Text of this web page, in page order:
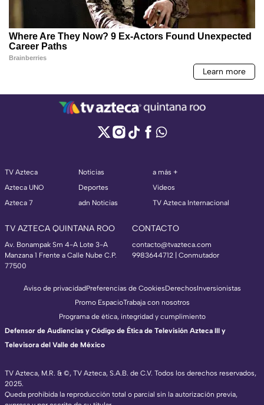
TV Azteca
Azteca UNO
Azteca 7
Noticias
Deportes
adn Noticias
a más +
Videos
TV Azteca Internacional
TV AZTECA QUINTANA ROO
Av. Bonampak Sm 4-A Lote 3-A
Manzana 1 Frente a Calle Nube C.P.
77500
CONTACTO
contacto@tvazteca.com
9983644712 | Conmutador
TV Azteca, M.R. & ©, TV Azteca, S.A.B. de C.V. Todos los derechos reservados,
2025.
Queda prohibida la reproducción total o parcial sin la autorización previa,
Aviso de privacidadPreferencias de CookiesDerechosInversionistas
Promo EspacioTrabaja con nosotros
Programa de ética, integridad y cumplimiento
Defensor de Audiencias y Código de Ética de Televisión Azteca III y
Televisora del Valle de México